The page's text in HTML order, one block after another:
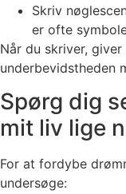
Skriv
er ofte
Når du skriver,
underbevidstheden
Spørg dig
mit liv lige
For at fordybe
undersøge: